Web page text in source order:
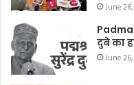
June
दुबे का
June